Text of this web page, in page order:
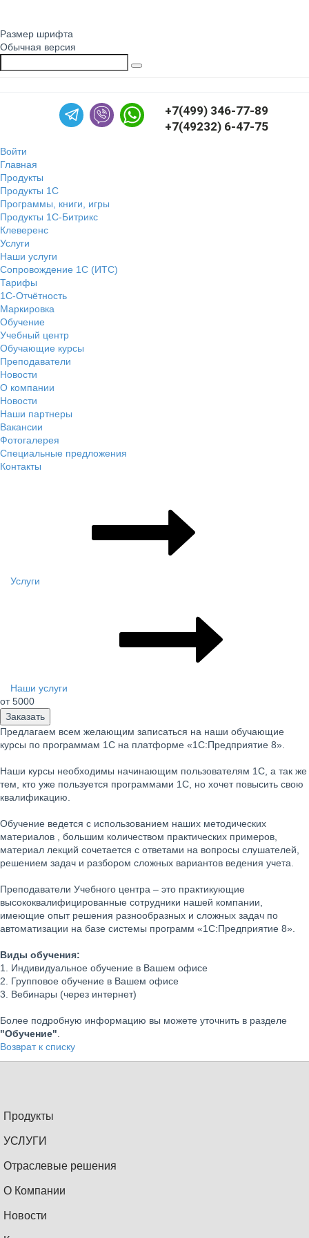
Размер шрифта
Обычная версия
+7(499) 346-77-89
+7(49232) 6-47-75
Войти
Главная
Продукты
Продукты 1С
Программы, книги, игры
Продукты 1С-Битрикс
Клеверенс
Услуги
Наши услуги
Сопровождение 1С (ИТС)
Тарифы
1С-Отчётность
Маркировка
Обучение
Учебный центр
Обучающие курсы
Преподаватели
Новости
О компании
Новости
Наши партнеры
Вакансии
Фотогалерея
Специальные предложения
Контакты
Услуги
Наши услуги
от 5000
Заказать
Предлагаем всем желающим записаться на наши обучающие
курсы по программам 1С на платформе «1С:Предприятие 8».
Наши курсы необходимы начинающим пользователям 1С, а так же
тем, кто уже пользуется программами 1С, но хочет повысить свою
квалификацию.
Обучение ведется с использованием наших методических
материалов , большим количеством практических примеров,
материал лекций сочетается с ответами на вопросы слушателей,
решением задач и разбором сложных вариантов ведения учета.
Преподаватели Учебного центра – это практикующие
высококвалифицированные сотрудники нашей компании,
имеющие опыт решения разнообразных и сложных задач по
автоматизации на базе системы программ «1С:Предприятие 8».
Виды обучения:
1. Индивидуальное обучение в Вашем офисе
2. Групповое обучение в Вашем офисе
3. Вебинары (через интернет)
Более подробную информацию вы можете уточнить в разделе
"Обучение"
Возврат к списку
Продукты
УСЛУГИ
Отраслевые решения
О Компании
Новости